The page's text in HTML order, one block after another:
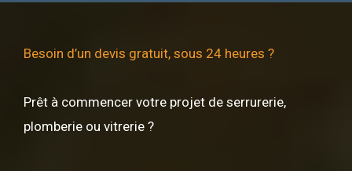
Besoin d’un devis gratuit, sous 24 heures ?
Prêt à commencer votre projet de serrurerie,
plomberie ou vitrerie ?